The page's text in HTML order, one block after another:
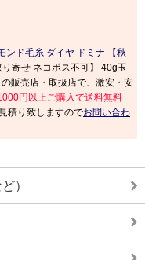
ンド毛糸 ダイヤ ドミナ 【秋
寄せ ネコポス不可】 40g玉
の販売店・取扱店で、激安・安
円以上ご購入で送料無料
積り致しますのでお問い合わ
）